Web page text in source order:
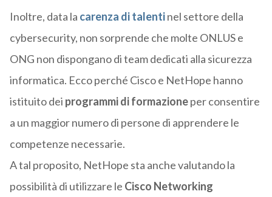
Inoltre, data la carenza di talentinel settore della
cybersecurity, non sorprende che molte ONLUS e
ONG non dispongano di team dedicati alla sicurezza
informatica. Ecco perché Cisco e NetHope hanno
istituito dei programmi di formazioneper consentire
a un maggior numero di persone di apprendere le
competenze necessarie.
A tal proposito, NetHope sta anche valutando la
possibilità di utilizzare le Cisco Networking